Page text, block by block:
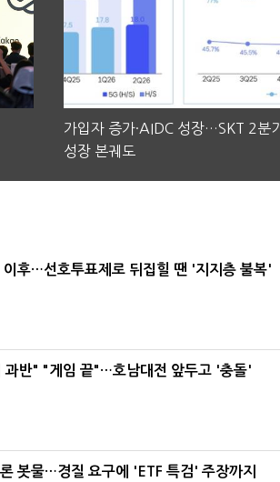
가입자 증가·AIDC 성장…SKT 2분기
성장 본궤도
이후…선호투표제로 뒤집힐 땐 '지지층 불복'
과반" "게임 끝"…호남대전 앞두고 '충돌'
봇물…경질 요구에 'ETF 특검' 주장까지